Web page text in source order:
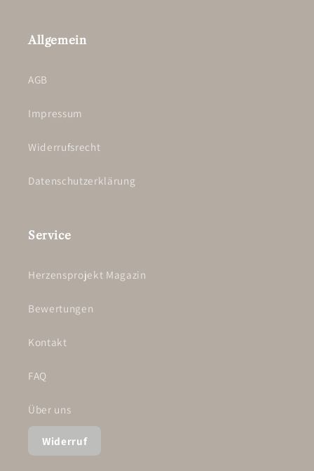
Allgemein
AGB
Impressum
Widerrufsrecht
Datenschutzerklärung
Service
Herzensprojekt Magazin
Bewertungen
Kontakt
FAQ
Über uns
Widerruf